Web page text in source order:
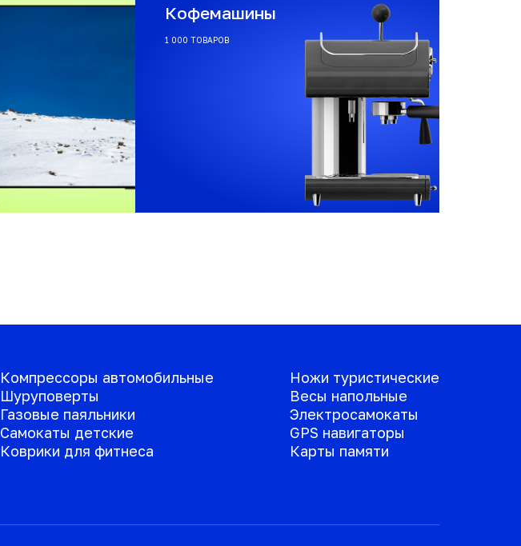
Кофемашины
1 000 ТОВАРОВ
Компрессоры автомобильные
Шуруповерты
Газовые паяльники
Самокаты детские
Коврики для фитнеса
Ножи туристические
Весы напольные
Электросамокаты
GPS навигаторы
Карты памяти